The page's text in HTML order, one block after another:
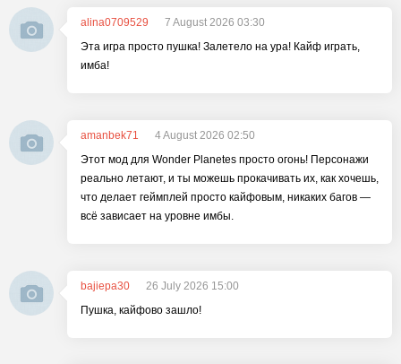
alina0709529
7 August 2026 03:30
Эта игра просто пушка! Залетело на ура! Кайф играть,
имба!
amanbek71
4 August 2026 02:50
Этот мод для Wonder Planetes просто огонь! Персонажи
реально летают, и ты можешь прокачивать их, как хочешь,
что делает геймплей просто кайфовым, никаких багов —
всё зависает на уровне имбы.
bajiepa30
26 July 2026 15:00
Пушка, кайфово зашло!